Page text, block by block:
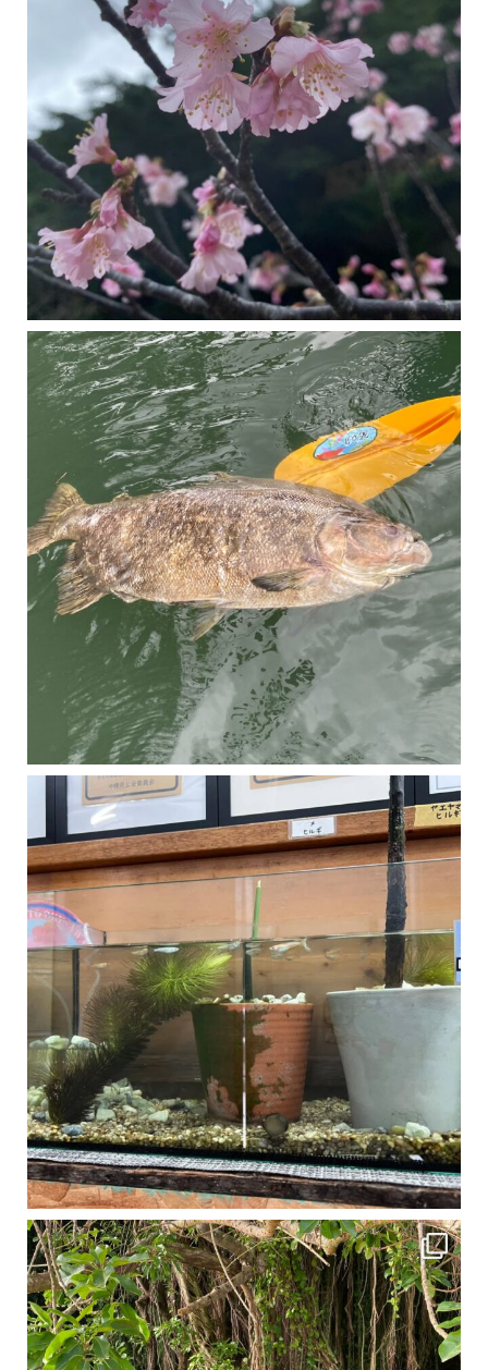
マングローブは汽水域に育つ植物です
1月は流石に沖縄も寒くなってきました
ですが、ご安心ください！ 無料貸し出しの防水